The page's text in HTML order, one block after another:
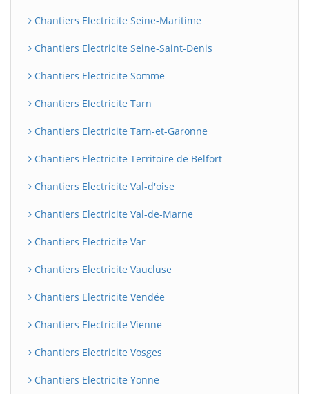
Chantiers Electricite Seine-Maritime
Chantiers Electricite Seine-Saint-Denis
Chantiers Electricite Somme
Chantiers Electricite Tarn
Chantiers Electricite Tarn-et-Garonne
Chantiers Electricite Territoire de Belfort
Chantiers Electricite Val-d'oise
Chantiers Electricite Val-de-Marne
Chantiers Electricite Var
Chantiers Electricite Vaucluse
Chantiers Electricite Vendée
Chantiers Electricite Vienne
Chantiers Electricite Vosges
Chantiers Electricite Yonne